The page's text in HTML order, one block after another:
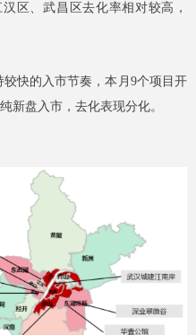
区、武昌区去化率相对较高，
较快的入市节奏，本月9个项目开
新盘入市，去化表现分化。